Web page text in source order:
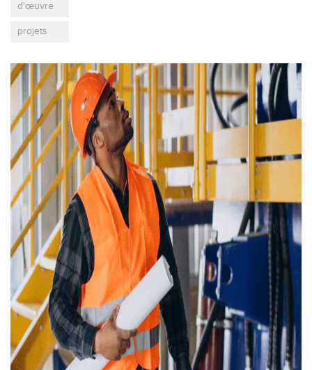
d'œuvre
projets